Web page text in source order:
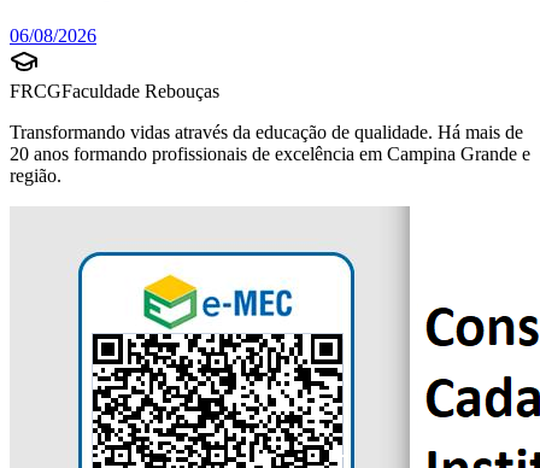
06/08/2026
FRCGFaculdade Rebouças
Transformando vidas através da educação de qualidade. Há mais de
20 anos formando profissionais de excelência em Campina Grande e
região.